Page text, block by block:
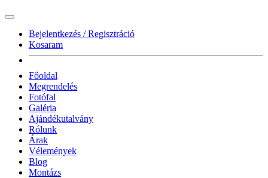
Bejelentkezés / Regisztráció
Kosaram
Főoldal
Megrendelés
Fotófal
Galéria
Ajándékutalvány
Rólunk
Árak
Vélemények
Blog
Montázs